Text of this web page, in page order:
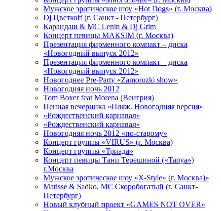
Мужское эротическое шоу «Hot Dogs» (г. Москва)
Dj Цветкоff (г. Санкт - Петербург)
Карандаш & МС Lenin & Dj Grim
Концерт певицы МАКSIМ (г. Москва)
Презентация фирменного компакт – диска
«Новогодний выпуск 2012»
Презентация фирменного компакт – диска
«Новогодний выпуск 2012»
Новогоднее Pre-Party «Zamorozki show»
Новогодняя ночь 2012
Tom Boxer feat Morena (Венгрия)
Пенная вечеринка «Пляж. Новогодняя версия»
«Рождественский карнавал»
«Рождественский карнавал»
Новогодняя ночь 2012 «по-старому»
Концерт группы «VIRUS» (г. Москва)
Концерт группы «Триада»
Концерт певицы Тани Терешиной («Tanya»)
г.Москва
Мужское эротическое шоу «X-Style» (г. Москва)»
Matissе & Sadko, MC Скоробогатый (г. Санкт-
Петербург)
Новый клубный проект «GAMES NOT OVER»